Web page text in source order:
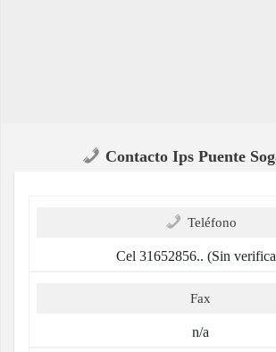
Contacto Ips Puente
Teléfono
Cel 31652856.. (Sin
Fax
n/a